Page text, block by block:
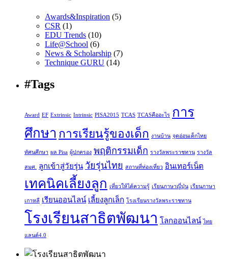
Awards&Inspiration (5)
CSR (1)
EDU Trends (10)
Life@School (6)
News & Scholarship (7)
Technique GURU (14)
#Tags
Award EF Extrinsic Intrinsic PISA2015 TCAS TCASคืออะไร การ
ศึกษา การเรียนรู้ของเด็ก งานบ้าน จุดอ่อนเด็กไทย
ทัศนศึกษา ผล Pisa ผู้ปกครอง พฤติกรรมเด็ก รางวัลพระราชทาน รางวัล
สมศ. ลูกเข้าสู่วัยรุ่น วัยรุ่นไทย สถานที่ท่องเที่ยว อินเทอร์เน็ต
เทคนิคเลี้ยงลูก เที่ยวให้ได้ความรู้ เรียนภาษาญี่ปุ่น เรียนภาษา
เกาหลี เรียนออนไลน์ เลี้ยงลูกเล็ก โรงเรียนรางวัลพระราชทาน
โรงเรียนสาธิตพัฒนา โลกออนไลน์ ไทย
แลนด์4.0